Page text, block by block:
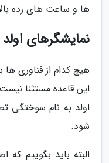
ها و ساعت های رده
نمایشگرهای
هیچ کدام از فناوری
این قاعده مستثنا
شود.
البته باید بگوییم